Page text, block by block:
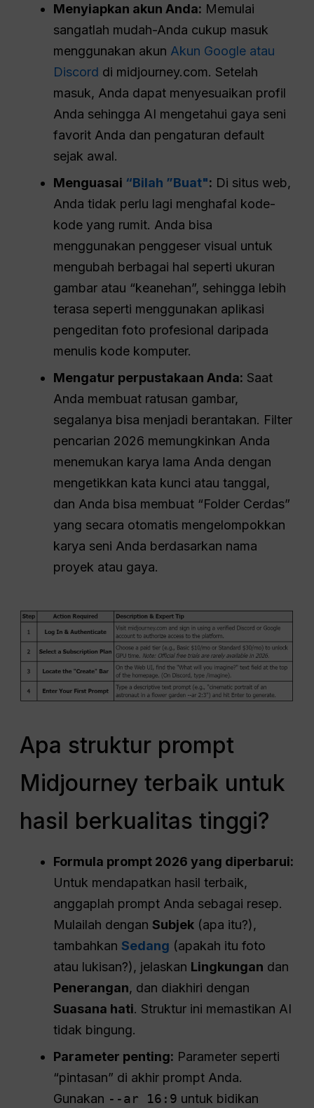
Menyiapkan akun Anda: Memulai
sangatlah mudah-Anda cukup masuk
menggunakan akun Akun Google atau
Discord di midjourney.com. Setelah
masuk, Anda dapat menyesuaikan profil
Anda sehingga AI mengetahui gaya seni
favorit Anda dan pengaturan default
sejak awal.
Menguasai “Bilah ”Buat": Di situs web,
Anda tidak perlu lagi menghafal kode-
kode yang rumit. Anda bisa
menggunakan penggeser visual untuk
mengubah berbagai hal seperti ukuran
gambar atau “keanehan”, sehingga lebih
terasa seperti menggunakan aplikasi
pengeditan foto profesional daripada
menulis kode komputer.
Mengatur perpustakaan Anda: Saat
Anda membuat ratusan gambar,
segalanya bisa menjadi berantakan. Filter
pencarian 2026 memungkinkan Anda
menemukan karya lama Anda dengan
mengetikkan kata kunci atau tanggal,
dan Anda bisa membuat “Folder Cerdas”
yang secara otomatis mengelompokkan
karya seni Anda berdasarkan nama
proyek atau gaya.
Apa struktur prompt
Midjourney terbaik untuk
hasil berkualitas tinggi?
Formula prompt 2026 yang diperbarui:
Untuk mendapatkan hasil terbaik,
anggaplah prompt Anda sebagai resep.
Mulailah denganSubjek (apa itu?),
tambahkanSedang (apakah itu foto
atau lukisan?), jelaskan Lingkungan dan
Penerangan, dan diakhiri dengan
Suasana hati. Struktur ini memastikan AI
tidak bingung.
Parameter penting: Parameter seperti
“pintasan” di akhir prompt Anda.
Gunakan --ar 16:9 untuk bidikan